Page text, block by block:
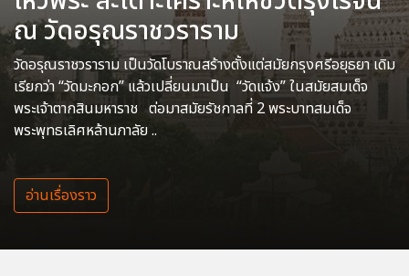
ณ วัดอรุณราชวราราม
วัดอรุณราชวราราม เป็นวัดโบราณสร้างตั้งแต่สมัยกรุงศรีอยุธยา เดิม
เรียกว่า “วัดมะกอก” แล้วเปลี่ยนมาเป็น “วัดแจ้ง” ในสมัยสมเด็จ
พระเจ้าตากสินมหาราช ต่อมาสมัยรัชกาลที่ 2 พระบาทสมเด็จ
พระพุทธเลิศหล้านภาลัย ..
อ่านเรื่องราว